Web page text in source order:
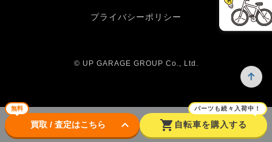
無料
買取 / 査定はこちら keyboard_arrow_down shopping_cart
パーツも続々入荷中！
自転車を購入する
プライバシーポリシー
© UP GARAGE GROUP Co., Ltd.